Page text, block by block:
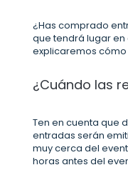
¿Has comprado
que tendrá lugar en
explicaremos
¿Cuándo las
Ten en cuenta que
entradas serán
muy cerca del
horas antes del